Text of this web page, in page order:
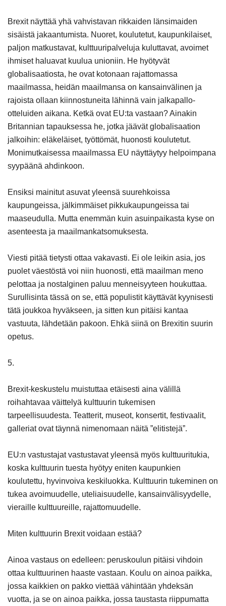
Brexit näyttää yhä vahvistavan rikkaiden länsimaiden
sisäistä jakaantumista. Nuoret, koulutetut, kaupunkilaiset,
paljon matkustavat, kulttuuripalveluja kuluttavat, avoimet
ihmiset haluavat kuulua unioniin. He hyötyvät
globalisaatiosta, he ovat kotonaan rajattomassa
maailmassa, heidän maailmansa on kansainvälinen ja
rajoista ollaan kiinnostuneita lähinnä vain jalkapallo-
otteluiden aikana. Ketkä ovat EU:ta vastaan? Ainakin
Britannian tapauksessa he, jotka jäävät globalisaation
jalkoihin: eläkeläiset, työttömät, huonosti koulutetut.
Monimutkaisessa maailmassa EU näyttäytyy helpoimpana
syypäänä ahdinkoon.
Ensiksi mainitut asuvat yleensä suurehkoissa
kaupungeissa, jälkimmäiset pikkukaupungeissa tai
maaseudulla. Mutta enemmän kuin asuinpaikasta kyse on
asenteesta ja maailmankatsomuksesta.
Viesti pitää tietysti ottaa vakavasti. Ei ole leikin asia, jos
puolet väestöstä voi niin huonosti, että maailman meno
pelottaa ja nostalginen paluu menneisyyteen houkuttaa.
Surullisinta tässä on se, että populistit käyttävät kyynisesti
tätä joukkoa hyväkseen, ja sitten kun pitäisi kantaa
vastuuta, lähdetään pakoon. Ehkä siinä on Brexitin suurin
opetus.
5.
Brexit-keskustelu muistuttaa etäisesti aina välillä
roihahtavaa väittelyä kulttuurin tukemisen
tarpeellisuudesta. Teatterit, museot, konsertit, festivaalit,
galleriat ovat täynnä nimenomaan näitä ”elitistejä”.
EU:n vastustajat vastustavat yleensä myös kulttuuritukia,
koska kulttuurin tuesta hyötyy eniten kaupunkien
koulutettu, hyvinvoiva keskiluokka. Kulttuurin tukeminen on
tukea avoimuudelle, uteliaisuudelle, kansainvälisyydelle,
vieraille kulttuureille, rajattomuudelle.
Miten kulttuurin Brexit voidaan estää?
Ainoa vastaus on edelleen: peruskoulun pitäisi vihdoin
ottaa kulttuurinen haaste vastaan. Koulu on ainoa paikka,
jossa kaikkien on pakko viettää vähintään yhdeksän
vuotta, ja se on ainoa paikka, jossa taustasta riippumatta